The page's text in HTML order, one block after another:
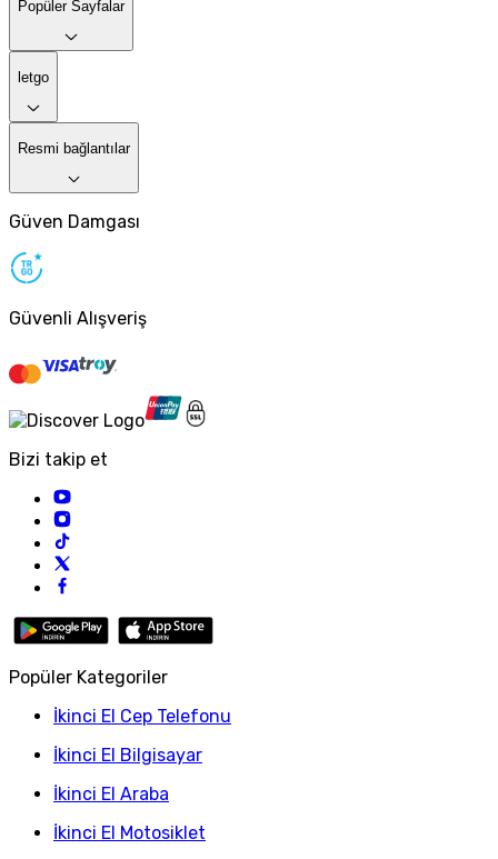
Popüler Sayfalar
letgo
Resmi bağlantılar
Güven Damgası
Güvenli Alışveriş
Bizi takip et
Popüler Kategoriler
İkinci El Cep Telefonu
İkinci El Bilgisayar
İkinci El Araba
İkinci El Motosiklet